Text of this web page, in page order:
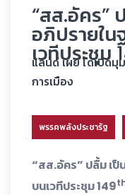
“สส.อัคร”
อภิปรายใน
เวทีประชุม
แลนด์ เผย ได้เปิดมุ
การเมือง
พรรคพลังประชารัฐ
“สส.อัคร” ปลื้ม เป็
บนเวทีประชุม 149